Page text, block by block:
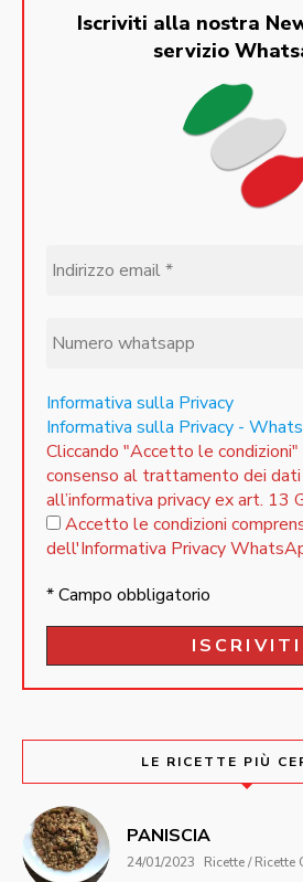
Iscriviti alla nostra
servizio
Informativa sulla Privacy
Informativa sulla Privacy -
Cliccando "Accetto le
consenso al trattamento dei dati
all’informativa privacy ex art. 13
Accetto le condizioni
dell'Informativa Privacy
* Campo obbligatorio
LE RICETTE PIÙ
PANISCIA
24/01/2023 Ricette / Ricette